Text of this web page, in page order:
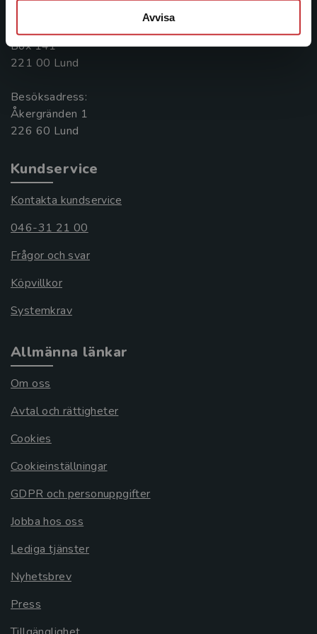
Avvisa
Postadress:
Box 141
221 00 Lund
Besöksadress:
Åkergränden 1
Kundservice
Kontakta kundservice
046-31 21 00
Frågor och svar
Köpvillkor
Systemkrav
Allmänna länkar
Om oss
Avtal och rättigheter
Cookies
Cookieinställningar
GDPR och personuppgifter
Jobba hos oss
Lediga tjänster
Nyhetsbrev
Press